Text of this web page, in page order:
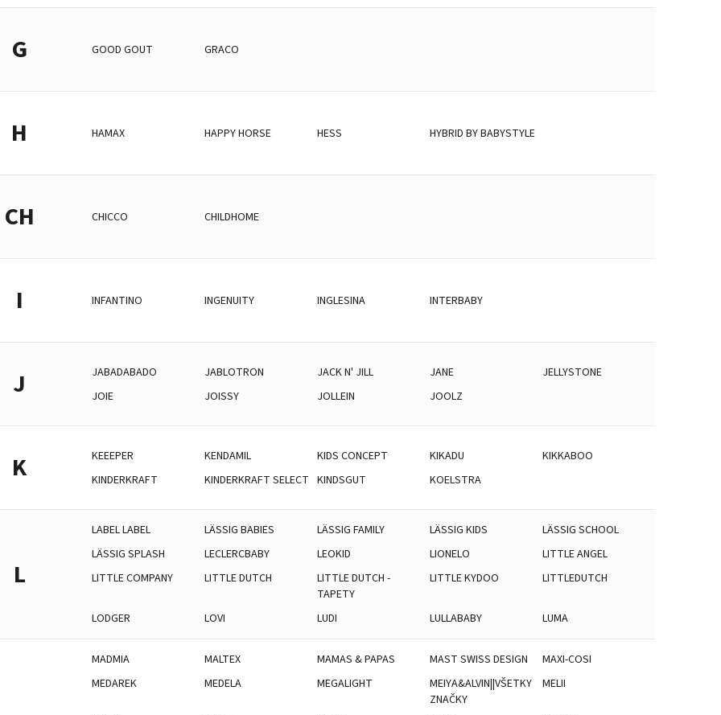
G GOOD GOUT GRACO
H HAMAX HAPPY HORSE HESS HYBRID BY BABYSTYLE
CH CHICCO CHILDHOME
I INFANTINO INGENUITY INGLESINA INTERBABY
J JABADABADO JABLOTRON JACK N' JILL JANE
JELLYSTONE
JOIE
JOISSY JOLLEIN JOOLZ
K KEEEPER KENDAMIL KIDS CONCEPT KIKADU
KIKKABOO
KINDERKRAFT
KINDERKRAFT SELECT KINDSGUT KOELSTRA
L
LABEL LABEL LÄSSIG BABIES LÄSSIG FAMILY LÄSSIG KIDS
LÄSSIG SCHOOL
LÄSSIG SPLASH
LECLERCBABY LEOKID LIONELO
LITTLE ANGEL
LITTLE COMPANY
LITTLE DUTCH
LITTLE DUTCH -
TAPETY
LITTLE KYDOO LITTLEDUTCH
LODGER LOVI LUDI LULLABABY LUMA
MADMIA MALTEX MAMAS & PAPAS MAST SWISS DESIGN
MAXI-COSI
MEDAREK
MEDELA MEGALIGHT
MEIYA&ALVIN||VŠETKY
ZNAČKY
MELII